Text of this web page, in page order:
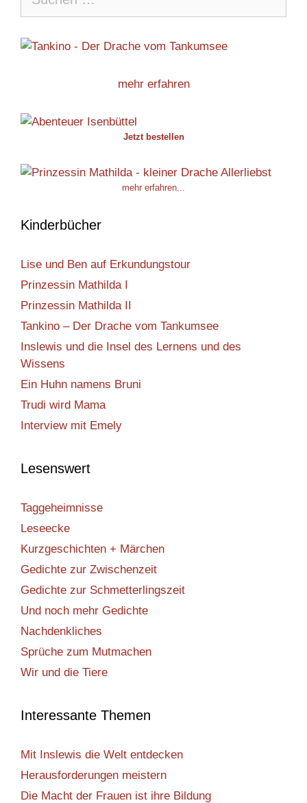
nach:
mehr erfahren
Jetzt bestellen
mehr erfahren...
Kinderbücher
Lise und Ben auf Erkundungstour
Prinzessin Mathilda I
Prinzessin Mathilda II
Tankino – Der Drache vom Tankumsee
Inslewis und die Insel des Lernens und des
Wissens
Ein Huhn namens Bruni
Trudi wird Mama
Interview mit Emely
Lesenswert
Taggeheimnisse
Leseecke
Kurzgeschichten + Märchen
Gedichte zur Zwischenzeit
Gedichte zur Schmetterlingszeit
Und noch mehr Gedichte
Nachdenkliches
Sprüche zum Mutmachen
Wir und die Tiere
Interessante Themen
Mit Inslewis die Welt entdecken
Herausforderungen meistern
Die Macht der Frauen ist ihre Bildung